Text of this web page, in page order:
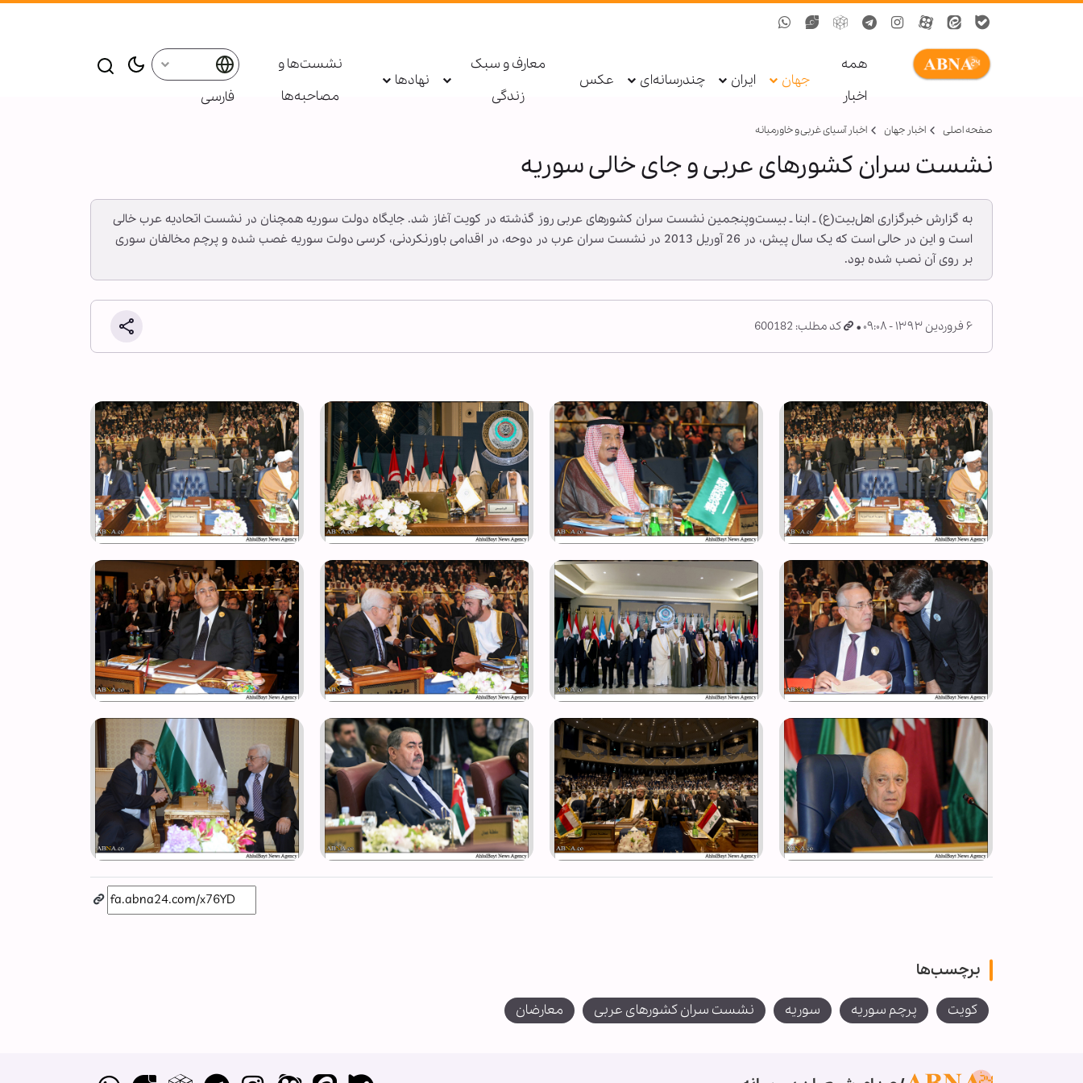
همه
اخبار
جهان ایران چندرسانه‌ای عکس
معارف و سبک
زندگی
نهادها
نشست‌ها و
مصاحبه‌ها
فارسی
صفحه اصلی اخبار جهان اخبار آسیای غربی و خاورمیانه
نشست سران کشورهای عربی و جای خالی سوریه
به گزارش خبرگزاری اهل‌بیت(ع) ـ ابنا ـ بیست‌وپنجمین نشست سران کشورهای عربی روز گذشته در کویت آغاز شد. جایگاه دولت سوریه همچنان در نشست اتحادیه عرب خالی
است و این در حالی است که یک سال پیش، در 26 آوریل 2013 در نشست سران عرب در دوحه، در اقدامی باورنکردنی، کرسی دولت سوریه غصب شده و پرچم مخالفان سوری
بر روی آن نصب شده بود.
۶ فروردین ۱۳۹۳ - ۰۹:۰۸ کد مطلب: 600182
برچسب‌ها
کویت پرچم سوریه سوریه نشست سران کشورهای عربی معارضان